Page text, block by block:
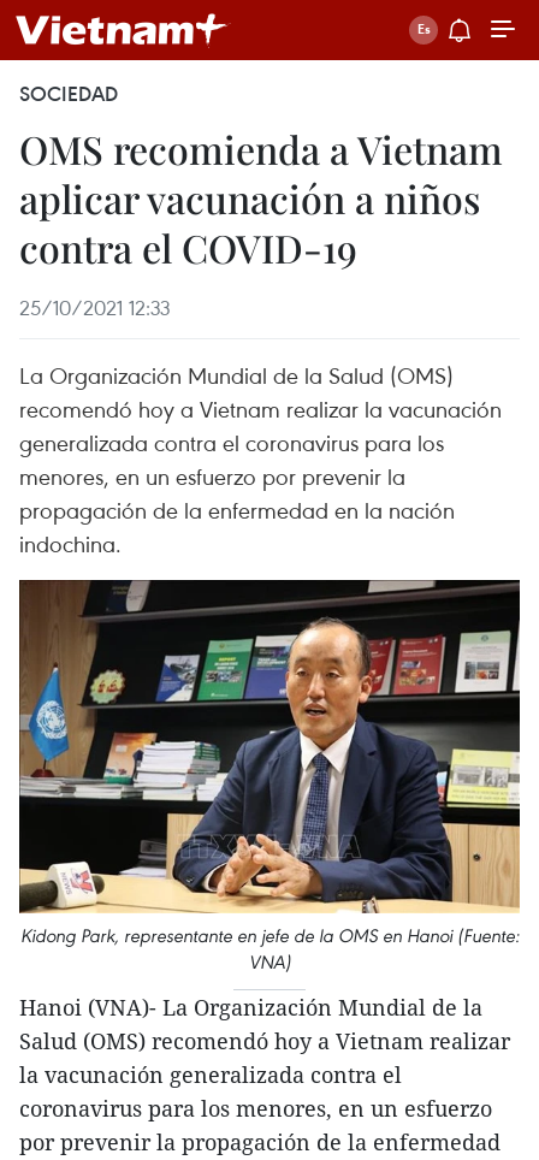
SOCIEDAD
OMS recomienda a Vietnam
aplicar vacunación a niños
contra el COVID-19
25/10/2021 12:33
La Organización Mundial de la Salud (OMS)
recomendó hoy a Vietnam realizar la vacunación
generalizada contra el coronavirus para los
menores, en un esfuerzo por prevenir la
propagación de la enfermedad en la nación
indochina.
Kidong Park, representante en jefe de la OMS en Hanoi (Fuente:
VNA)
Hanoi (VNA)- La Organización Mundial de la
Salud (OMS) recomendó hoy a Vietnam realizar
la vacunación generalizada contra el
coronavirus para los menores, en un esfuerzo
por prevenir la propagación de la enfermedad